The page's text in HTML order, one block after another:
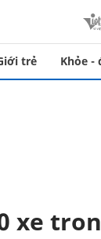
trẻ Khỏe -
xe